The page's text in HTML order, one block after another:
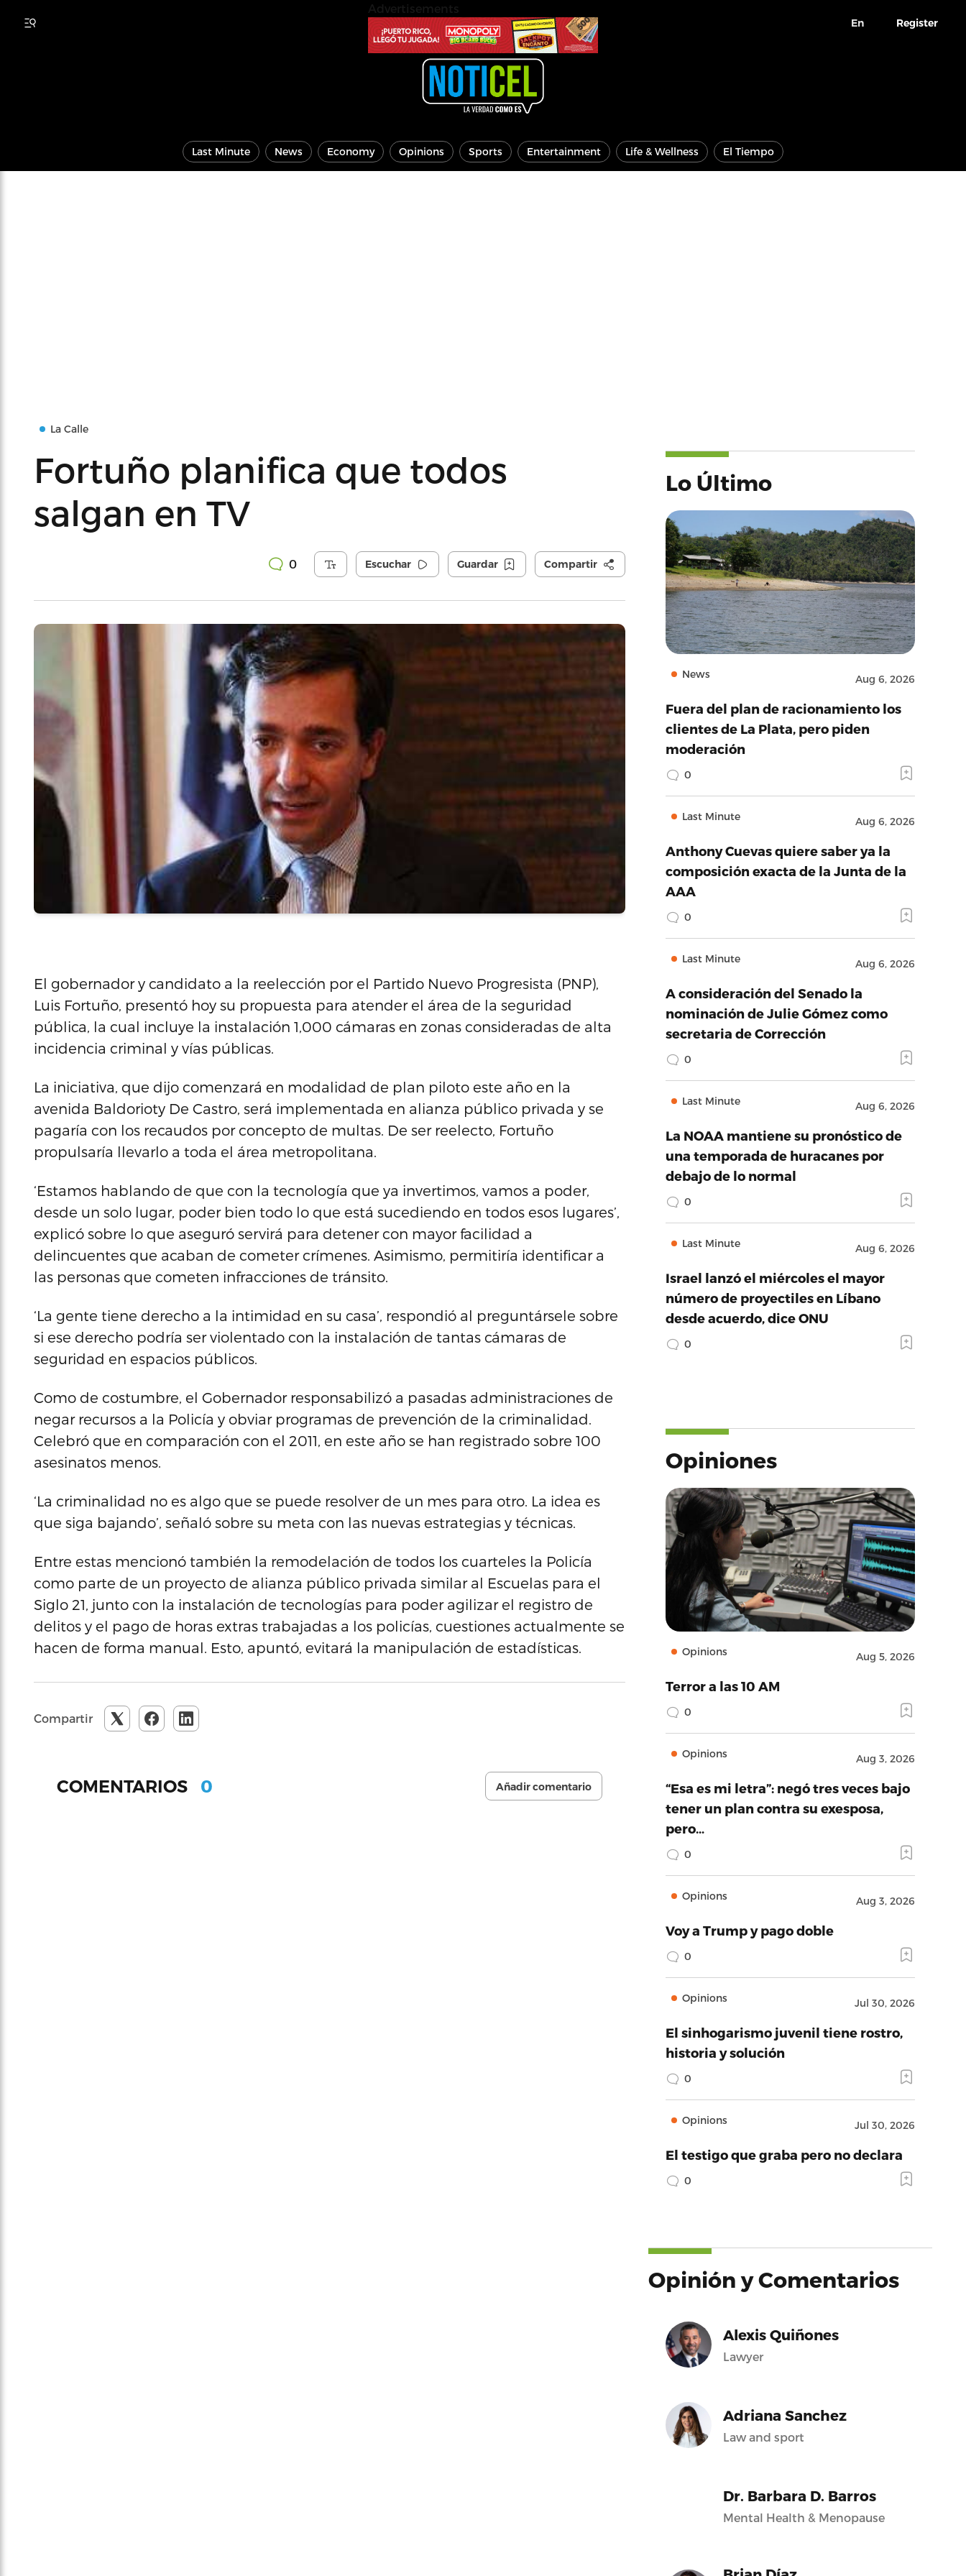
En Register
Last Minute News Economy Opinions Sports Entertainment Life & Wellness El Tiempo
La Calle
Fortuño planifica que todos
salgan en TV
0 Escuchar Guardar Compartir
El gobernador y candidato a la reelección por el Partido Nuevo Progresista (PNP),
Luis Fortuño, presentó hoy su propuesta para atender el área de la seguridad
pública, la cual incluye la instalación 1,000 cámaras en zonas consideradas de alta
incidencia criminal y vías públicas.
La iniciativa, que dijo comenzará en modalidad de plan piloto este año en la
avenida Baldorioty De Castro, será implementada en alianza público privada y se
pagaría con los recaudos por concepto de multas. De ser reelecto, Fortuño
propulsaría llevarlo a toda el área metropolitana.
‘Estamos hablando de que con la tecnología que ya invertimos, vamos a poder,
desde un solo lugar, poder bien todo lo que está sucediendo en todos esos lugares’,
explicó sobre lo que aseguró servirá para detener con mayor facilidad a
delincuentes que acaban de cometer crímenes. Asimismo, permitiría identificar a
las personas que cometen infracciones de tránsito.
‘La gente tiene derecho a la intimidad en su casa’, respondió al preguntársele sobre
si ese derecho podría ser violentado con la instalación de tantas cámaras de
seguridad en espacios públicos.
Como de costumbre, el Gobernador responsabilizó a pasadas administraciones de
negar recursos a la Policía y obviar programas de prevención de la criminalidad.
Celebró que en comparación con el 2011, en este año se han registrado sobre 100
asesinatos menos.
‘La criminalidad no es algo que se puede resolver de un mes para otro. La idea es
que siga bajando’, señaló sobre su meta con las nuevas estrategias y técnicas.
Entre estas mencionó también la remodelación de todos los cuarteles la Policía
como parte de un proyecto de alianza público privada similar al Escuelas para el
Siglo 21, junto con la instalación de tecnologías para poder agilizar el registro de
delitos y el pago de horas extras trabajadas a los policías, cuestiones actualmente se
hacen de forma manual. Esto, apuntó, evitará la manipulación de estadísticas.
Compartir
COMENTARIOS 0 Añadir comentario
Lo Último
News Aug 6, 2026
Fuera del plan de racionamiento los
clientes de La Plata, pero piden
moderación
0
Last Minute Aug 6, 2026
Anthony Cuevas quiere saber ya la
composición exacta de la Junta de la
AAA
0
Last Minute Aug 6, 2026
A consideración del Senado la
nominación de Julie Gómez como
secretaria de Corrección
0
Last Minute Aug 6, 2026
La NOAA mantiene su pronóstico de
una temporada de huracanes por
debajo de lo normal
0
Last Minute Aug 6, 2026
Israel lanzó el miércoles el mayor
número de proyectiles en Líbano
desde acuerdo, dice ONU
0
Opiniones
Opinions Aug 5, 2026
Terror a las 10 AM
0
Opinions Aug 3, 2026
“Esa es mi letra”: negó tres veces bajo
tener un plan contra su exesposa,
pero…
0
Opinions Aug 3, 2026
Voy a Trump y pago doble
0
Opinions Jul 30, 2026
El sinhogarismo juvenil tiene rostro,
historia y solución
0
Opinions Jul 30, 2026
El testigo que graba pero no declara
0
Opinión y Comentarios
Alexis Quiñones
Lawyer
Adriana Sanchez
Law and sport
Dr. Barbara D. Barros
Mental Health & Menopause